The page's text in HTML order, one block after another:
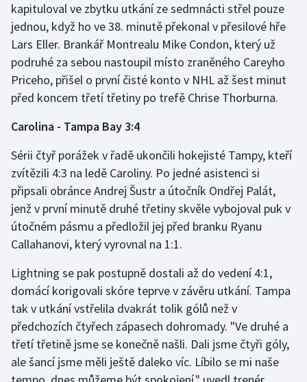
Olympijské hry
Parasport
Plavání
Rychlobruslení
Rychlostní kanoistika
Short track
Sportovní střelba
Stolní tenis
Triatlon
Veslování
kapituloval ve zbytku utkání ze sedmnácti střel pouze
jednou, když ho ve 38. minutě překonal v přesilové hře
Lars Eller. Brankář Montrealu Mike Condon, který už
podruhé za sebou nastoupil místo zraněného Careyho
Priceho, přišel o první čisté konto v NHL až šest minut
před koncem třetí třetiny po trefě Chrise Thorburna.
Carolina - Tampa Bay 3:4
Sérii čtyř porážek v řadě ukončili hokejisté Tampy, kteří
zvítězili 4:3 na ledě Caroliny. Po jedné asistenci si
připsali obránce Andrej Šustr a útočník Ondřej Palát,
jenž v první minutě druhé třetiny skvěle vybojoval puk v
útočném pásmu a předložil jej před branku Ryanu
Callahanovi, který vyrovnal na 1:1.
Lightning se pak postupně dostali až do vedení 4:1,
domácí korigovali skóre teprve v závěru utkání. Tampa
tak v utkání vstřelila dvakrát tolik gólů než v
předchozích čtyřech zápasech dohromady. "Ve druhé a
třetí třetině jsme se konečně našli. Dali jsme čtyři góly,
ale šancí jsme měli ještě daleko víc. Líbilo se mi naše